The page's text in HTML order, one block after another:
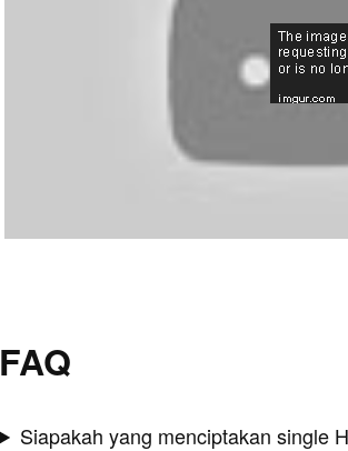
FAQ
Siapakah yang menciptakan single